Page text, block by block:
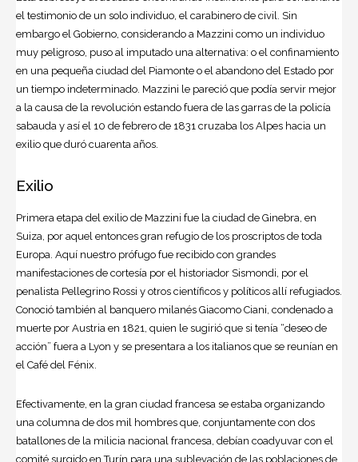
el testimonio de un solo individuo, el carabinero de civil. Sin
embargo el Gobierno, considerando a Mazzini como un individuo
muy peligroso, puso al imputado una alternativa: o el confinamiento
en una pequeña ciudad del Piamonte o el abandono del Estado por
un tiempo indeterminado. Mazzini le pareció que podía servir mejor
a la causa de la revolución estando fuera de las garras de la policía
sabauda y así el 10 de febrero de 1831 cruzaba los Alpes hacia un
exilio que duró cuarenta años.
Exilio
Primera etapa del exilio de Mazzini fue la ciudad de Ginebra, en
Suiza, por aquel entonces gran refugio de los proscriptos de toda
Europa. Aquí nuestro prófugo fue recibido con grandes
manifestaciones de cortesía por el historiador Sismondi, por el
penalista Pellegrino Rossi y otros científicos y políticos allí refugiados.
Conoció también al banquero milanés Giacomo Ciani, condenado a
muerte por Austria en 1821, quien le sugirió que si tenía “deseo de
acción” fuera a Lyon y se presentara a los italianos que se reunían en
el Café del Fénix.
Efectivamente, en la gran ciudad francesa se estaba organizando
una columna de dos mil hombres que, conjuntamente con dos
batallones de la milicia nacional francesa, debían coadyuvar con el
comité surgido en Turín para una sublevación de las poblaciones de